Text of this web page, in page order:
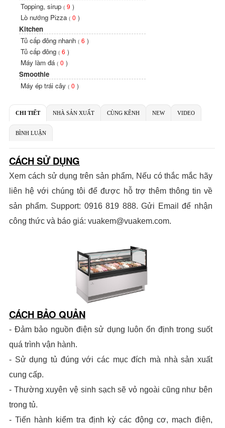
Topping, sirup ( 9 )
Lò nướng Pizza ( 0 )
Kitchen
Tủ cấp đông nhanh ( 6 )
Tủ cấp đông ( 6 )
Máy làm đá ( 0 )
Smoothie
Máy ép trái cây ( 0 )
CHI TIẾT NHÀ SẢN XUẤT CÙNG KÊNH NEW VIDEO
BÌNH LUẬN
CÁCH SỬ DỤNG
Xem cách sử dụng trên sản phẩm, Nếu có thắc mắc hãy
liên hệ với chúng tôi để được hỗ trợ thêm thông tin về
sản phẩm. Support: 0916 819 888. Gửi Email để nhận
công thức và báo giá: vuakem@vuakem.com.
CÁCH BẢO QUẢN
- Đảm bảo nguồn điện sử dụng luôn ổn định trong suốt
quá trình vận hành.
- Sử dụng tủ đúng với các mục đích mà nhà sản xuất
cung cấp.
- Thường xuyên vệ sinh sạch sẽ vỏ ngoài cũng như bên
trong tủ.
- Tiến hành kiểm tra định kỳ các động cơ, mạch điện,